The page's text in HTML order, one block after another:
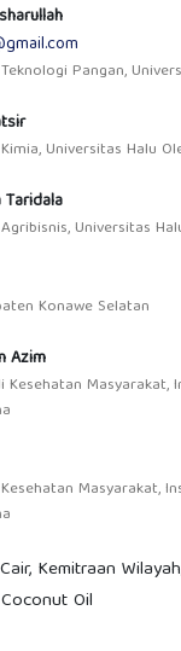
Pangan,
Universitas Halu
Universitas
Konawe Selatan
Azim
Kesehatan Masyarakat,
Masyarakat,
Kemitraan
Oil